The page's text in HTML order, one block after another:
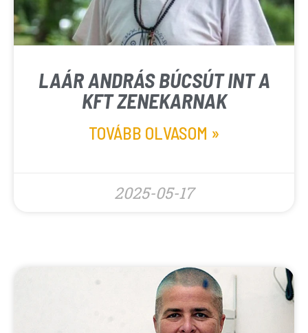
LAÁR ANDRÁS BÚCSÚT INT A
KFT ZENEKARNAK
TOVÁBB OLVASOM »
2025-05-17